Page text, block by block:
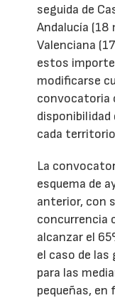
seguida de
Andalucía (18
Valenciana
estos
modificarse
convocatoria
disponibilidad
cada
La
esquema de
anterior, con
concurrencia
alcanzar el
el caso de las
para las
pequeñas, en